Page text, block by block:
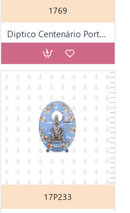
1769
Diptico Centenário Portas Dec. Aparição Cor
17P233